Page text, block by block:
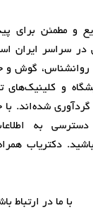
و مطمئن برای
در سراسر ایران
روانشناس، گوش و
و
گردآوری شده‌اند.
دسترسی به
دکتریاب
با ما در ارتباط